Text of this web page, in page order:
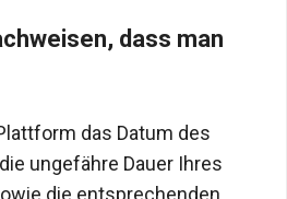
dass man
das Datum des
ungefähre Dauer Ihres
die entsprechenden